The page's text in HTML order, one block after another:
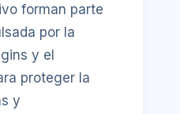
forman parte
por la
y el
proteger la
y